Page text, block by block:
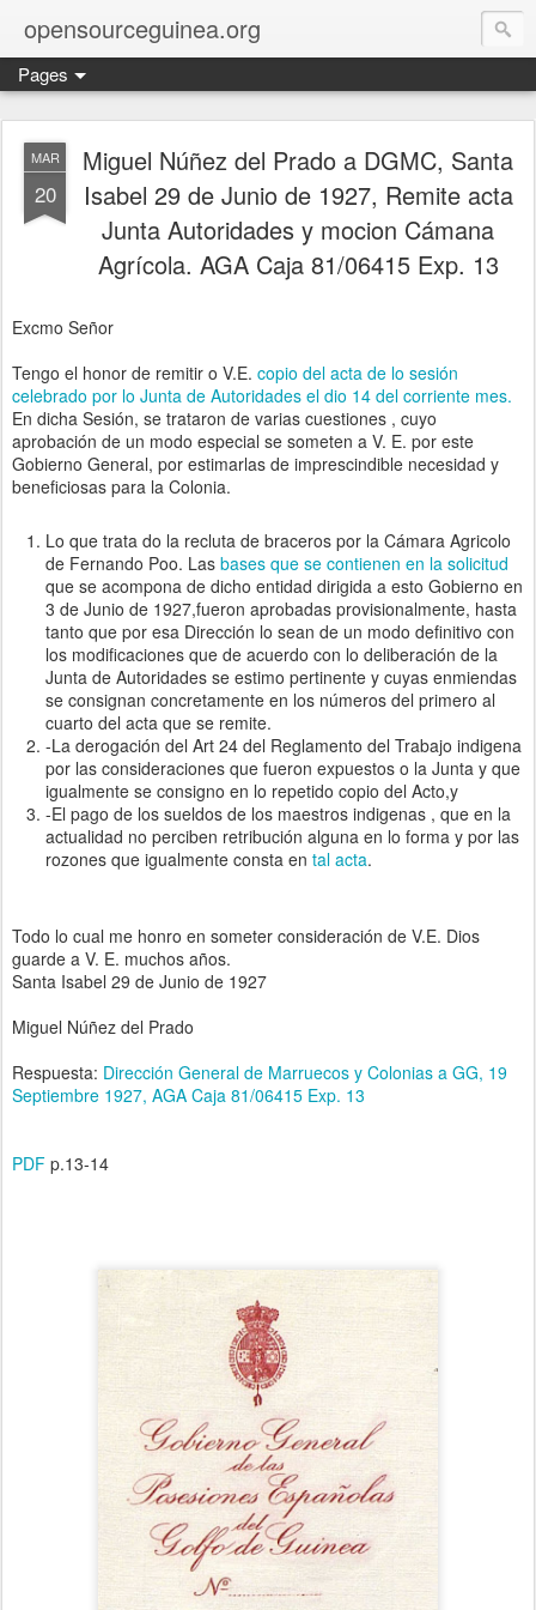
opensourceguinea.org
Pages
MAR
20
Miguel Núñez del Prado a DGMC, Santa
Isabel 29 de Junio de 1927, Remite acta
Junta Autoridades y mocion Cámana
Agrícola. AGA Caja 81/06415 Exp. 13
Excmo Señor
Tengo el honor de remitir o V.E. copio del acta de lo sesión
celebrado por lo Junta de Autoridades el dio 14 del corriente mes.
En dicha Sesión, se trataron de varias cuestiones , cuyo
aprobación de un modo especial se someten a V. E. por este
Gobierno General, por estimarlas de imprescindible necesidad y
beneficiosas para la Colonia.
Lo que trata do la recluta de braceros por la Cámara Agricolo
de Fernando Poo. Las bases que se contienen en la solicitud
que se acompona de dicho entidad dirigida a esto Gobierno en
3 de Junio de 1927,fueron aprobadas provisionalmente, hasta
tanto que por esa Dirección lo sean de un modo definitivo con
los modificaciones que de acuerdo con lo deliberación de la
Junta de Autoridades se estimo pertinente y cuyas enmiendas
se consignan concretamente en los números del primero al
cuarto del acta que se remite.
-La derogación del Art 24 del Reglamento del Trabajo indigena
por las consideraciones que fueron expuestos o la Junta y que
igualmente se consigno en lo repetido copio del Acto,y
-El pago de los sueldos de los maestros indigenas , que en la
actualidad no perciben retribución alguna en lo forma y por las
rozones que igualmente consta en tal acta.
Todo lo cual me honro en someter consideración de V.E. Dios
guarde a V. E. muchos años.
Santa Isabel 29 de Junio de 1927
Miguel Núñez del Prado
Respuesta: Dirección General de Marruecos y Colonias a GG, 19
Septiembre 1927, AGA Caja 81/06415 Exp. 13
PDF p.13-14